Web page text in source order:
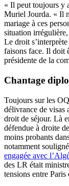
« Il peut toujours y
Muriel Jourda. « Il
mariage à ces
situation irrégulière,
Le droit
faisons face. Il doit
présidente de la
Chantage
Toujours sur les
délivrance de visas
droit de séjour. Là
défendue à droite
moins probants
notamment souligné
engagée avec
des LR était
tensions entre Paris